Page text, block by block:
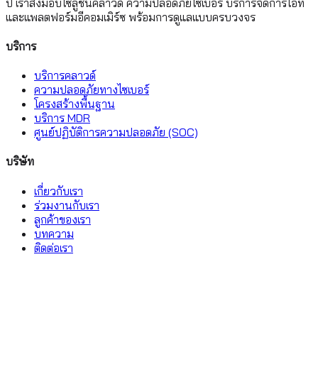
และแพลตฟอร์มอีคอมเมิร์ซ พร้อมการดูแลแบบครบวงจร
บริการ
บริการคลาวด์
ความปลอดภัยทางไซเบอร์
โครงสร้างพื้นฐาน
บริการ MDR
ศูนย์ปฏิบัติการความปลอดภัย (SOC)
บริษัท
เกี่ยวกับเรา
ร่วมงานกับเรา
ลูกค้าของเรา
บทความ
ติดต่อเรา